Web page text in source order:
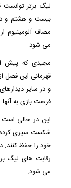
لیگ برتر توانست
بیست و هشتم و در
مصاف آلومینیوم
می شود.
مجیدی که پیش
قهرمانی این فصل
و در سایر
فرصت بازی به آنها
شکست سپری کرده و
رقابت های لیگ
می شود.